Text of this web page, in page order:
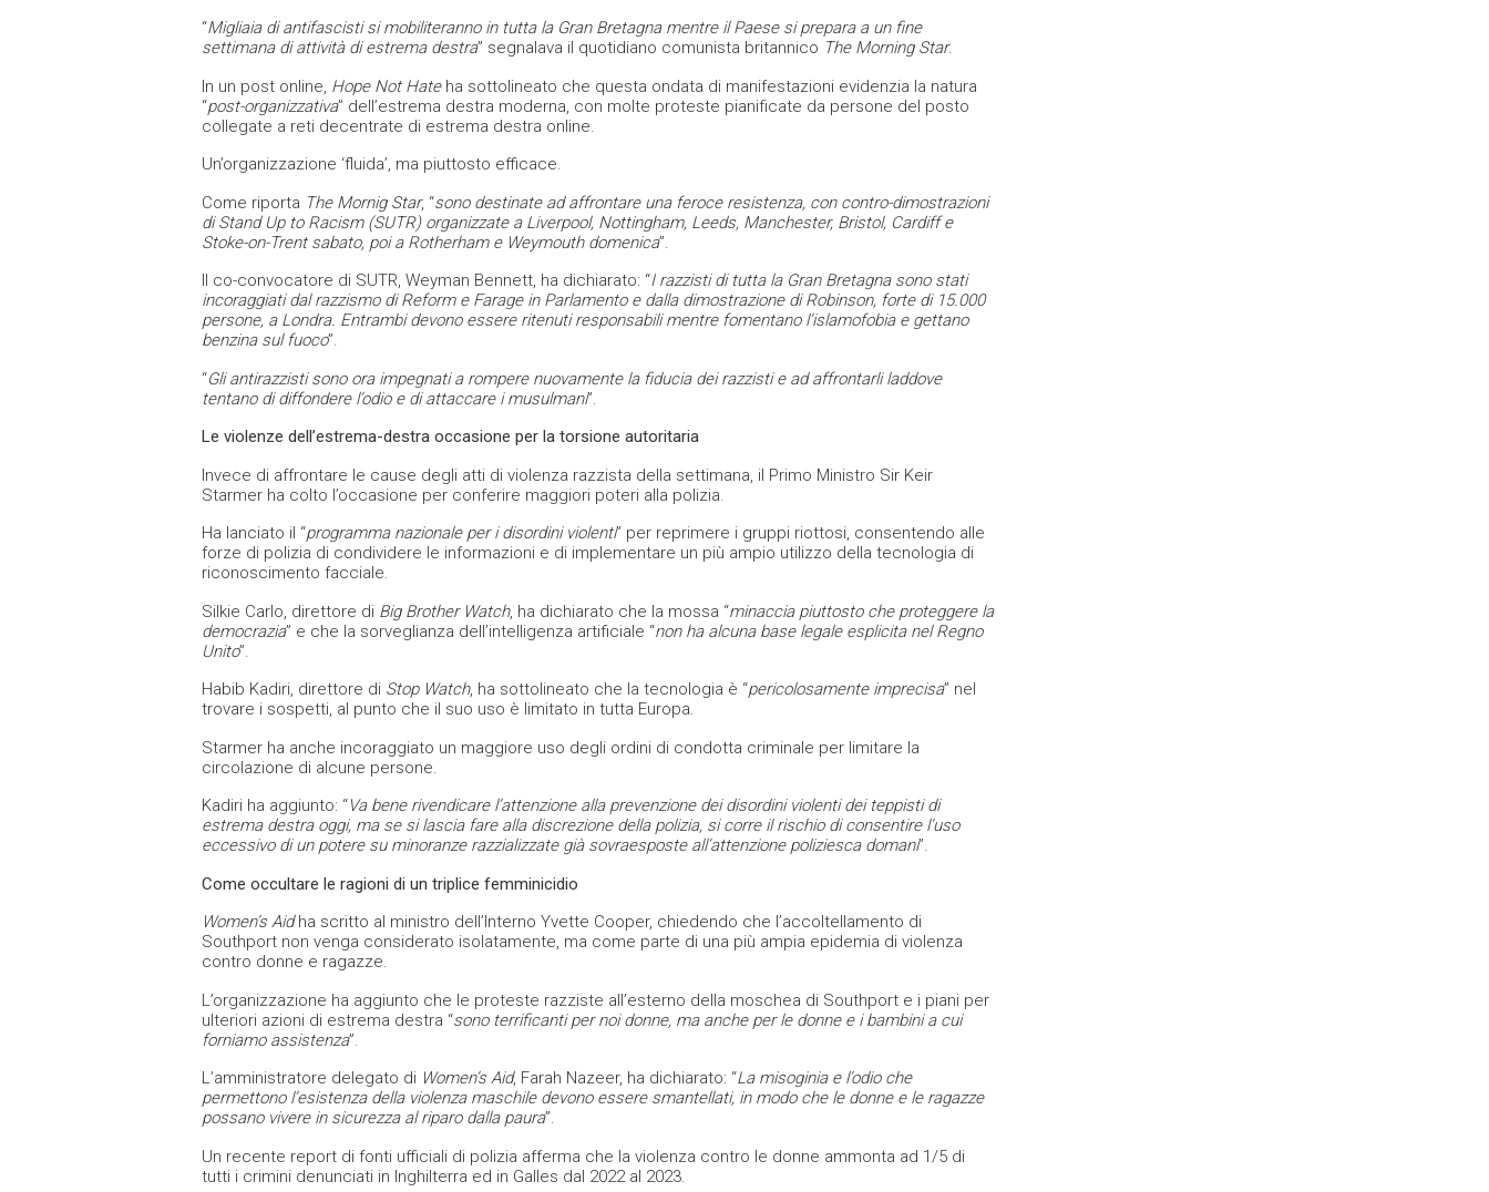
“Migliaia di antifascisti si mobiliteranno in tutta la Gran Bretagna mentre il Paese si prepara a un fine
settimana di attività di estrema destra” segnalava il quotidiano comunista britannico The Morning Star.
In un post online, Hope Not Hateha sottolineato che questa ondata di manifestazioni evidenzia la natura
“post-organizzativa” dell’estrema destra moderna, con molte proteste pianificate da persone del posto
collegate a reti decentrate di estrema destra online.
Un’organizzazione ‘fluida’, ma piuttosto efficace.
Come riporta The Mornig Star, “sono destinate ad affrontare una feroce resistenza, con contro-dimostrazioni
diStand Up to Racism(SUTR) organizzate a Liverpool, Nottingham, Leeds, Manchester, Bristol, Cardiff e
Stoke-on-Trent sabato, poi a Rotherham e Weymouth domenica”.
Il co-convocatore di SUTR, Weyman Bennett, ha dichiarato: “I razzisti di tutta la Gran Bretagna sono stati
incoraggiati dal razzismo di Reform e Farage in Parlamento e dalla dimostrazione di Robinson, forte di 15.000
persone, a Londra. Entrambi devono essere ritenuti responsabili mentre fomentano l’islamofobia e gettano
benzina sul fuoco”.
“Gli antirazzisti sono ora impegnati a rompere nuovamente la fiducia dei razzisti e ad affrontarli laddove
tentano di diffondere l’odio e di attaccare i musulmani”.
Le violenze dell’estrema-destra occasione per la torsione autoritaria
Invece di affrontare le cause degli atti di violenza razzista della settimana, il Primo Ministro Sir Keir
Starmer ha colto l’occasione per conferire maggiori poteri alla polizia.
Ha lanciato il “programma nazionale per i disordini violenti” per reprimere i gruppi riottosi, consentendo alle
forze di polizia di condividere le informazioni e di implementare un più ampio utilizzo della tecnologia di
riconoscimento facciale.
Silkie Carlo, direttore di Big Brother Watch, ha dichiarato che la mossa “minaccia piuttosto che proteggere la
democrazia” e che la sorveglianza dell’intelligenza artificiale “non ha alcuna base legale esplicita nel Regno
Unito”.
Habib Kadiri, direttore di Stop Watch, ha sottolineato che la tecnologia è “pericolosamente imprecisa” nel
trovare i sospetti, al punto che il suo uso è limitato in tutta Europa.
Starmer ha anche incoraggiato un maggiore uso degli ordini di condotta criminale per limitare la
circolazione di alcune persone.
Kadiri ha aggiunto: “Va bene rivendicare l’attenzione alla prevenzione dei disordini violenti dei teppisti di
estrema destra oggi, ma se si lascia fare alla discrezione della polizia, si corre il rischio di consentire l’uso
eccessivo di un potere su minoranze razzializzate già sovraesposte all’attenzione poliziesca domani”.
Come occultare le ragioni di un triplice femminicidio
Women’s Aidha scritto al ministro dell’Interno Yvette Cooper, chiedendo che l’accoltellamento di
Southport non venga considerato isolatamente, ma come parte di una più ampia epidemia di violenza
contro donne e ragazze.
L’organizzazione ha aggiunto che le proteste razziste all’esterno della moschea di Southport e i piani per
ulteriori azioni di estrema destra “sono terrificanti per noi donne, ma anche per le donne e i bambini a cui
forniamo assistenza”.
L’amministratore delegato di Women’s Aid, Farah Nazeer, ha dichiarato: “La misoginia e l’odio che
permettono l’esistenza della violenza maschile devono essere smantellati, in modo che le donne e le ragazze
possano vivere in sicurezza al riparo dalla paura”.
Un recente report di fonti ufficiali di polizia afferma che la violenza contro le donne ammonta ad 1/5 di
tutti i crimini denunciati in Inghilterra ed in Galles dal 2022 al 2023.